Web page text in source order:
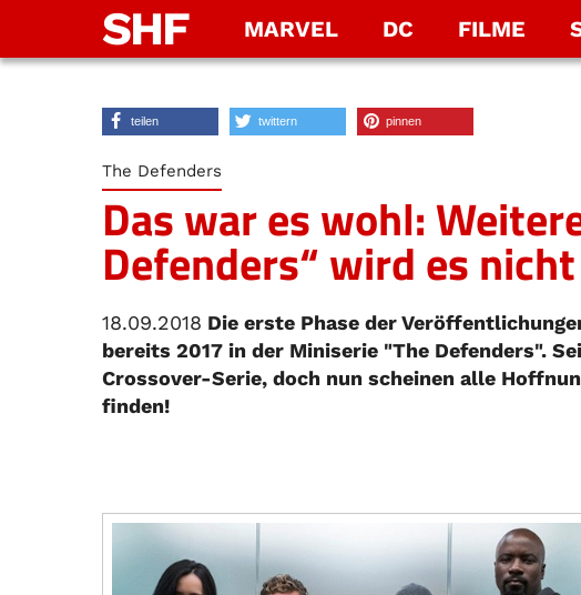
SHF MARVEL DC FILME
teilen twittern pinnen
The Defenders
Das war es wohl:
Defenders“ wird es
18.09.2018 Die erste Phase der
bereits 2017 in der Miniserie "The Defenders".
Crossover-Serie, doch nun scheinen alle
finden!